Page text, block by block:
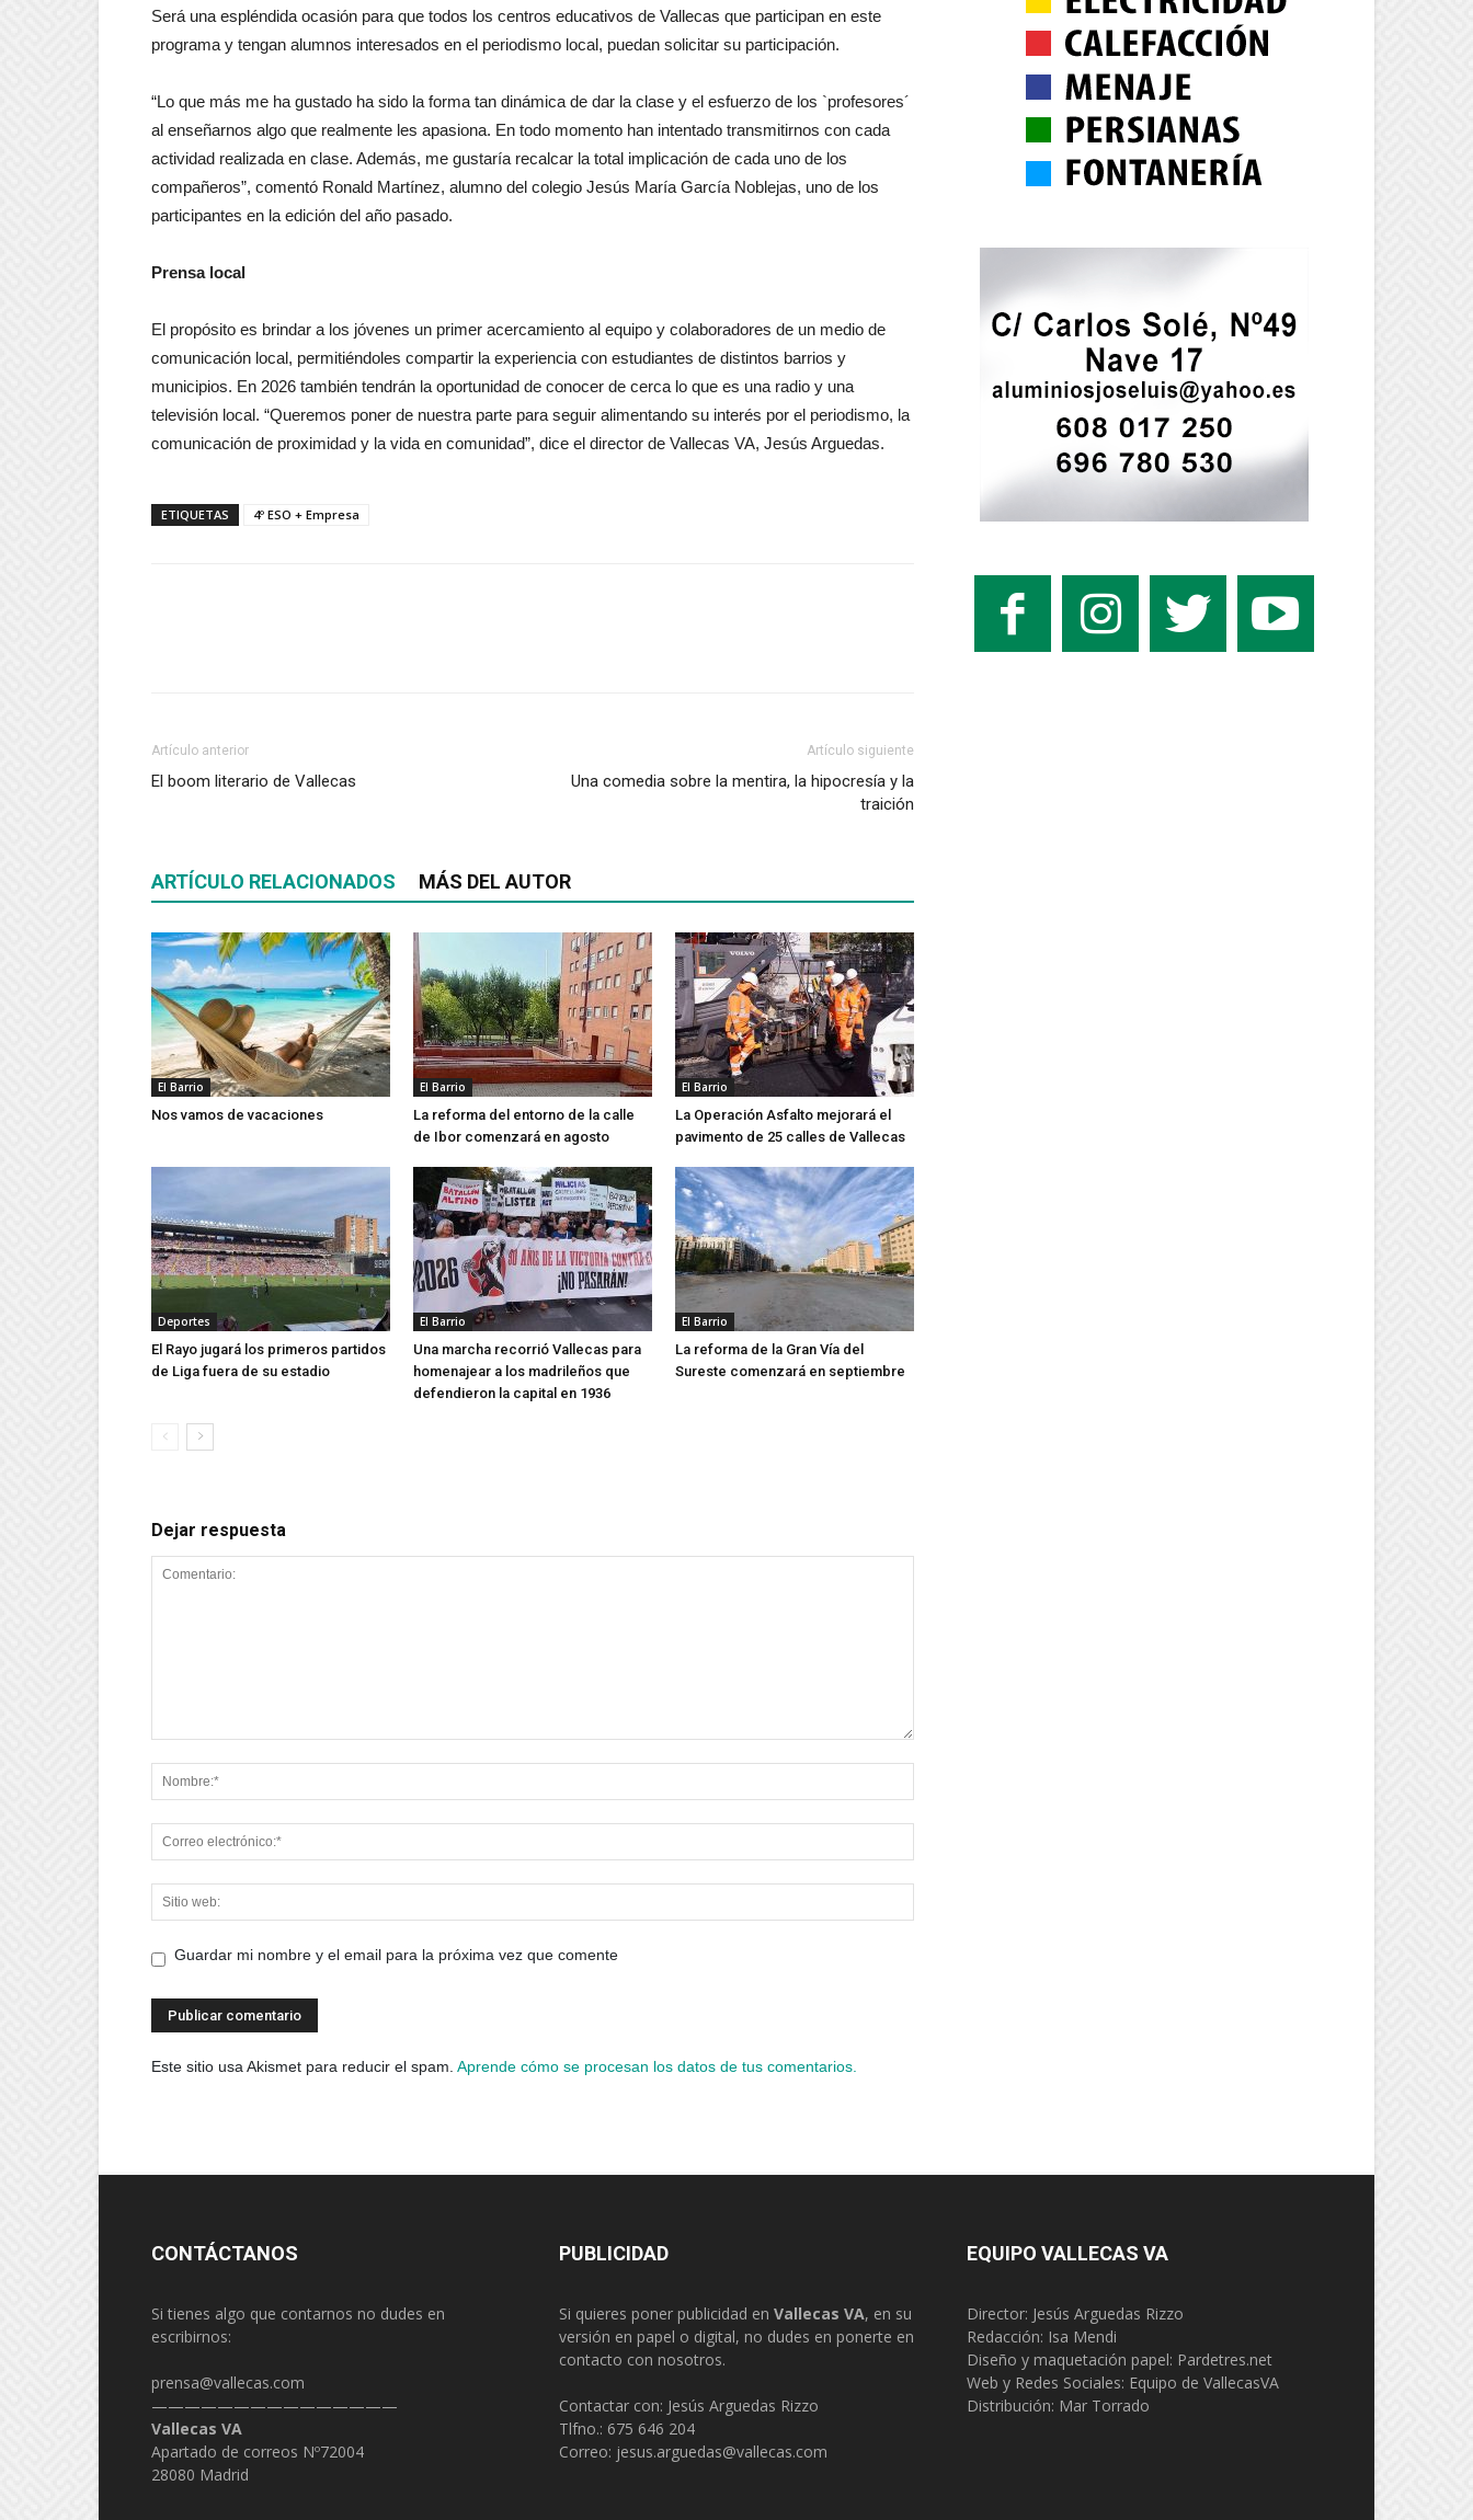
Será una espléndida ocasión para que todos los centros educativos de Vallecas que participan en este
programa y tengan alumnos interesados en el periodismo local, puedan solicitar su participación.
“Lo que más me ha gustado ha sido la forma tan dinámica de dar la clase y el esfuerzo de los `profesores´
al enseñarnos algo que realmente les apasiona. En todo momento han intentado transmitirnos con cada
actividad realizada en clase. Además, me gustaría recalcar la total implicación de cada uno de los
compañeros”, comentó Ronald Martínez, alumno del colegio Jesús María García Noblejas, uno de los
participantes en la edición del año pasado.
Prensa local
El propósito es brindar a los jóvenes un primer acercamiento al equipo y colaboradores de un medio de
comunicación local, permitiéndoles compartir la experiencia con estudiantes de distintos barrios y
municipios. En 2026 también tendrán la oportunidad de conocer de cerca lo que es una radio y una
televisión local. “Queremos poner de nuestra parte para seguir alimentando su interés por el periodismo, la
comunicación de proximidad y la vida en comunidad”, dice el director de Vallecas VA, Jesús Arguedas.
ETIQUETAS 4º ESO + Empresa
Artículo anterior
El boom literario de Vallecas
Artículo siguiente
Una comedia sobre la mentira, la hipocresía y la
traición
ARTÍCULO RELACIONADOS MÁS DEL AUTOR
El Barrio
Nos vamos de vacaciones
El Barrio
La reforma del entorno de la calle
de Ibor comenzará en agosto
El Barrio
La Operación Asfalto mejorará el
pavimento de 25 calles de Vallecas
Deportes
El Rayo jugará los primeros partidos
de Liga fuera de su estadio
El Barrio
Una marcha recorrió Vallecas para
homenajear a los madrileños que
defendieron la capital en 1936
El Barrio
La reforma de la Gran Vía del
Sureste comenzará en septiembre
Dejar respuesta
Guardar mi nombre y el email para la próxima vez que comente
Este sitio usa Akismet para reducir el spam. Aprende cómo se procesan los datos de tus comentarios.
CONTÁCTANOS
Si tienes algo que contarnos no dudes en
escribirnos:
prensa@vallecas.com
———————————————
Vallecas VA
Apartado de correos Nº72004
28080 Madrid
PUBLICIDAD
Si quieres poner publicidad en Vallecas VA, en su
versión en papel o digital, no dudes en ponerte en
contacto con nosotros.
Contactar con: Jesús Arguedas Rizzo
Tlfno.: 675 646 204
Correo: jesus.arguedas@vallecas.com
EQUIPO VALLECAS VA
Director: Jesús Arguedas Rizzo
Redacción: Isa Mendi
Diseño y maquetación papel: Pardetres.net
Web y Redes Sociales: Equipo de VallecasVA
Distribución: Mar Torrado